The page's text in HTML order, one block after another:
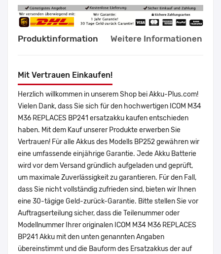
Produktinformation Weitere Informationen
Mit Vertrauen Einkaufen!
Herzlich willkommen in unserem Shop bei Akku-Plus.com!
Vielen Dank, dass Sie sich für den hochwertigen ICOM M34
M36 REPLACES BP241 ersatzakku kaufen entschieden
haben. Mit dem Kauf unserer Produkte erwerben Sie
Vertrauen! Für alle Akkus des Modells BP252 gewähren wir
eine umfassende einjährige Garantie. Jede Akku Batterie
wird vor dem Versand gründlich aufgeladen und geprüft,
um maximale Zuverlässigkeit zu garantieren. Für den Fall,
dass Sie nicht vollständig zufrieden sind, bieten wir Ihnen
eine 30-tägige Geld-zurück-Garantie. Bitte stellen Sie vor
Auftragserteilung sicher, dass die Teilenummer oder
Modellnummer Ihrer originalen ICOM M34 M36 REPLACES
BP241 Akku mit den unten genannten Angaben
übereinstimmt und die Bauform des Ersatzakkus der auf